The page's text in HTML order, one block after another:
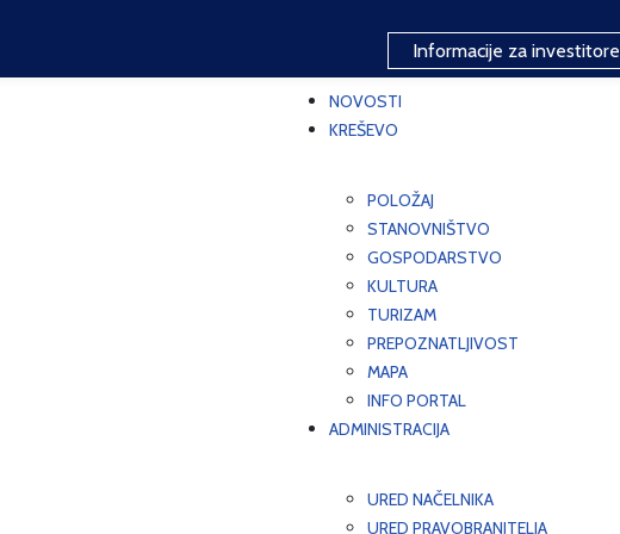
Informacije za investitore
NOVOSTI
KREŠEVO
POLOŽAJ
STANOVNIŠTVO
GOSPODARSTVO
KULTURA
TURIZAM
PREPOZNATLJIVOST
MAPA
INFO PORTAL
ADMINISTRACIJA
URED NAČELNIKA
URED PRAVOBRANITELJA